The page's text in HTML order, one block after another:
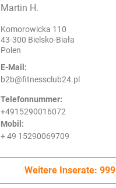
Martin H.
Komorowicka 110
43-300 Bielsko-Biała
Polen
E-Mail:
b2b@fitnessclub24.pl
Telefonnummer:
+4915290016072
Mobil:
+ 49 15290069709
Weitere Inserate: 999